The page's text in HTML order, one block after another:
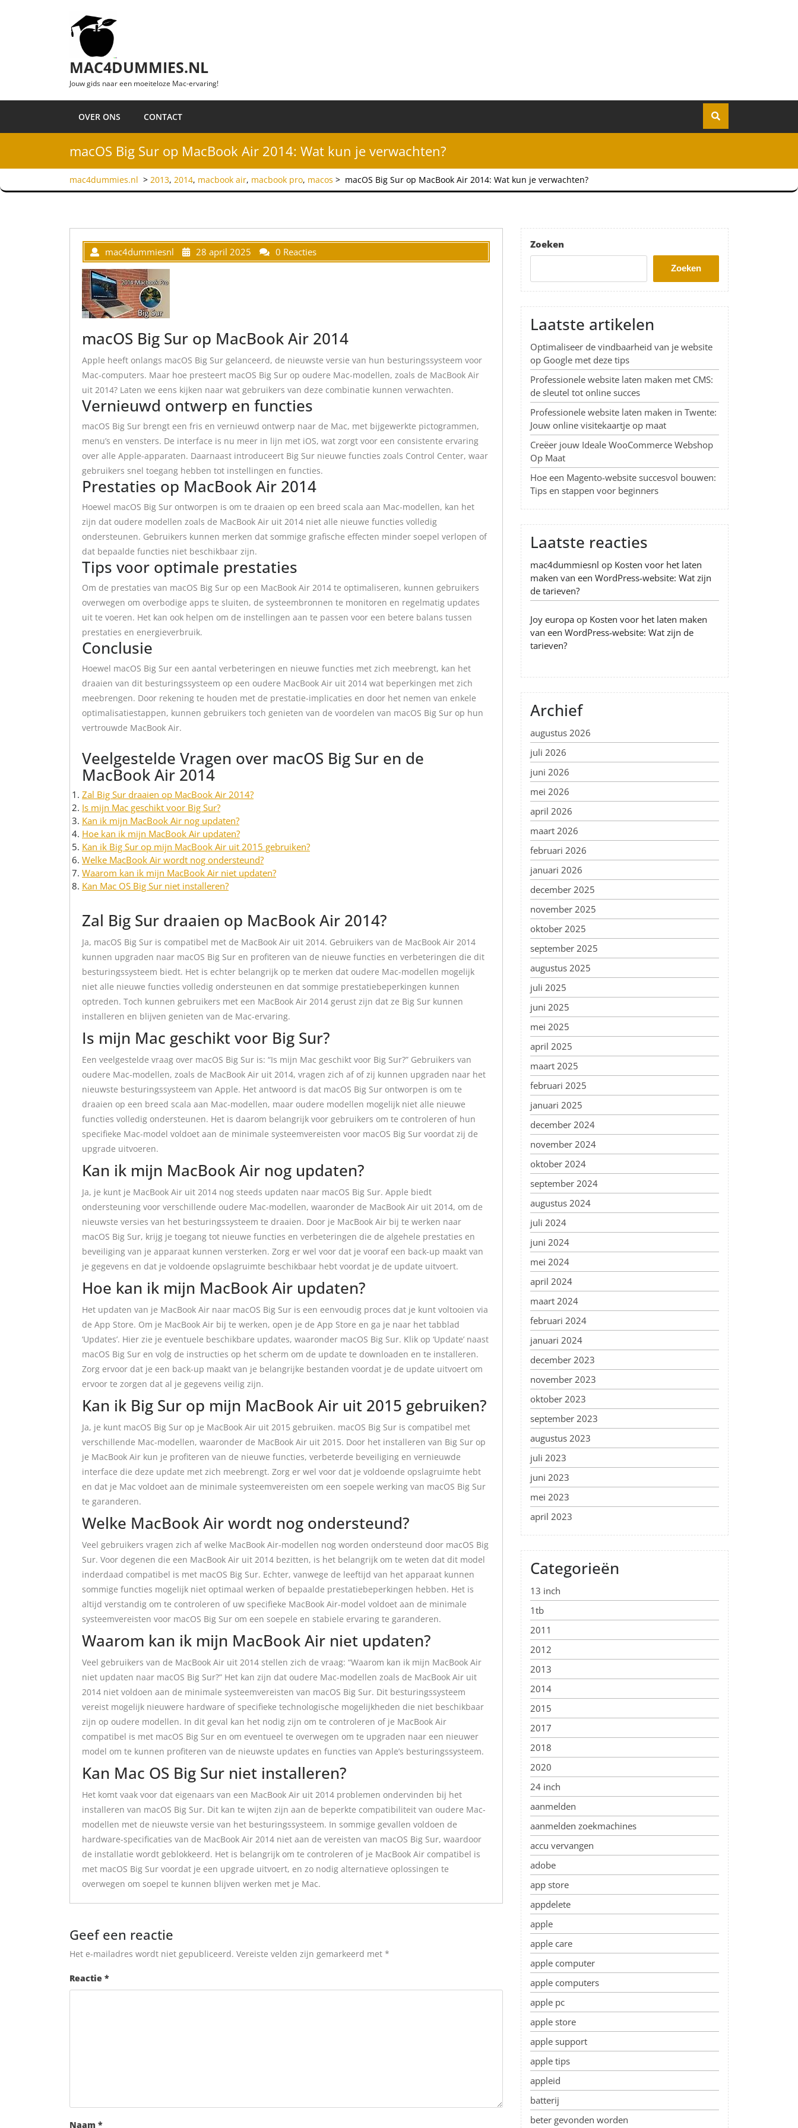
MAC4DUMMIES.NL
Jouw gids naar een moeiteloze Mac-ervaring!
OVER ONS CONTACT
macOS Big Sur op MacBook Air 2014: Wat kun je verwachten?
mac4dummies.nl > 2013, 2014, macbook air, macbook pro, macos > macOS Big Sur op MacBook Air 2014: Wat kun je verwachten?
mac4dummiesnl 28 april 2025 0 Reacties
macOS Big Sur op MacBook Air 2014
Apple heeft onlangs macOS Big Sur gelanceerd, de nieuwste versie van hun besturingssysteem voor
Mac-computers. Maar hoe presteert macOS Big Sur op oudere Mac-modellen, zoals de MacBook Air
uit 2014? Laten we eens kijken naar wat gebruikers van deze combinatie kunnen verwachten.
Vernieuwd ontwerp en functies
macOS Big Sur brengt een fris en vernieuwd ontwerp naar de Mac, met bijgewerkte pictogrammen,
menu’s en vensters. De interface is nu meer in lijn met iOS, wat zorgt voor een consistente ervaring
over alle Apple-apparaten. Daarnaast introduceert Big Sur nieuwe functies zoals Control Center, waar
gebruikers snel toegang hebben tot instellingen en functies.
Prestaties op MacBook Air 2014
Hoewel macOS Big Sur ontworpen is om te draaien op een breed scala aan Mac-modellen, kan het
zijn dat oudere modellen zoals de MacBook Air uit 2014 niet alle nieuwe functies volledig
ondersteunen. Gebruikers kunnen merken dat sommige grafische effecten minder soepel verlopen of
dat bepaalde functies niet beschikbaar zijn.
Tips voor optimale prestaties
Om de prestaties van macOS Big Sur op een MacBook Air 2014 te optimaliseren, kunnen gebruikers
overwegen om overbodige apps te sluiten, de systeembronnen te monitoren en regelmatig updates
uit te voeren. Het kan ook helpen om de instellingen aan te passen voor een betere balans tussen
prestaties en energieverbruik.
Conclusie
Hoewel macOS Big Sur een aantal verbeteringen en nieuwe functies met zich meebrengt, kan het
draaien van dit besturingssysteem op een oudere MacBook Air uit 2014 wat beperkingen met zich
meebrengen. Door rekening te houden met de prestatie-implicaties en door het nemen van enkele
optimalisatiestappen, kunnen gebruikers toch genieten van de voordelen van macOS Big Sur op hun
vertrouwde MacBook Air.
Veelgestelde Vragen over macOS Big Sur en de
MacBook Air 2014
Zal Big Sur draaien op MacBook Air 2014?
Is mijn Mac geschikt voor Big Sur?
Kan ik mijn MacBook Air nog updaten?
Hoe kan ik mijn MacBook Air updaten?
Kan ik Big Sur op mijn MacBook Air uit 2015 gebruiken?
Welke MacBook Air wordt nog ondersteund?
Waarom kan ik mijn MacBook Air niet updaten?
Kan Mac OS Big Sur niet installeren?
Zal Big Sur draaien op MacBook Air 2014?
Ja, macOS Big Sur is compatibel met de MacBook Air uit 2014. Gebruikers van de MacBook Air 2014
kunnen upgraden naar macOS Big Sur en profiteren van de nieuwe functies en verbeteringen die dit
besturingssysteem biedt. Het is echter belangrijk op te merken dat oudere Mac-modellen mogelijk
niet alle nieuwe functies volledig ondersteunen en dat sommige prestatiebeperkingen kunnen
optreden. Toch kunnen gebruikers met een MacBook Air 2014 gerust zijn dat ze Big Sur kunnen
installeren en blijven genieten van de Mac-ervaring.
Is mijn Mac geschikt voor Big Sur?
Een veelgestelde vraag over macOS Big Sur is: “Is mijn Mac geschikt voor Big Sur?” Gebruikers van
oudere Mac-modellen, zoals de MacBook Air uit 2014, vragen zich af of zij kunnen upgraden naar het
nieuwste besturingssysteem van Apple. Het antwoord is dat macOS Big Sur ontworpen is om te
draaien op een breed scala aan Mac-modellen, maar oudere modellen mogelijk niet alle nieuwe
functies volledig ondersteunen. Het is daarom belangrijk voor gebruikers om te controleren of hun
specifieke Mac-model voldoet aan de minimale systeemvereisten voor macOS Big Sur voordat zij de
upgrade uitvoeren.
Kan ik mijn MacBook Air nog updaten?
Ja, je kunt je MacBook Air uit 2014 nog steeds updaten naar macOS Big Sur. Apple biedt
ondersteuning voor verschillende oudere Mac-modellen, waaronder de MacBook Air uit 2014, om de
nieuwste versies van het besturingssysteem te draaien. Door je MacBook Air bij te werken naar
macOS Big Sur, krijg je toegang tot nieuwe functies en verbeteringen die de algehele prestaties en
beveiliging van je apparaat kunnen versterken. Zorg er wel voor dat je vooraf een back-up maakt van
je gegevens en dat je voldoende opslagruimte beschikbaar hebt voordat je de update uitvoert.
Hoe kan ik mijn MacBook Air updaten?
Het updaten van je MacBook Air naar macOS Big Sur is een eenvoudig proces dat je kunt voltooien via
de App Store. Om je MacBook Air bij te werken, open je de App Store en ga je naar het tabblad
‘Updates’. Hier zie je eventuele beschikbare updates, waaronder macOS Big Sur. Klik op ‘Update’ naast
macOS Big Sur en volg de instructies op het scherm om de update te downloaden en te installeren.
Zorg ervoor dat je een back-up maakt van je belangrijke bestanden voordat je de update uitvoert om
ervoor te zorgen dat al je gegevens veilig zijn.
Kan ik Big Sur op mijn MacBook Air uit 2015 gebruiken?
Ja, je kunt macOS Big Sur op je MacBook Air uit 2015 gebruiken. macOS Big Sur is compatibel met
verschillende Mac-modellen, waaronder de MacBook Air uit 2015. Door het installeren van Big Sur op
je MacBook Air kun je profiteren van de nieuwe functies, verbeterde beveiliging en vernieuwde
interface die deze update met zich meebrengt. Zorg er wel voor dat je voldoende opslagruimte hebt
en dat je Mac voldoet aan de minimale systeemvereisten om een soepele werking van macOS Big Sur
te garanderen.
Welke MacBook Air wordt nog ondersteund?
Veel gebruikers vragen zich af welke MacBook Air-modellen nog worden ondersteund door macOS Big
Sur. Voor degenen die een MacBook Air uit 2014 bezitten, is het belangrijk om te weten dat dit model
inderdaad compatibel is met macOS Big Sur. Echter, vanwege de leeftijd van het apparaat kunnen
sommige functies mogelijk niet optimaal werken of bepaalde prestatiebeperkingen hebben. Het is
altijd verstandig om te controleren of uw specifieke MacBook Air-model voldoet aan de minimale
systeemvereisten voor macOS Big Sur om een soepele en stabiele ervaring te garanderen.
Waarom kan ik mijn MacBook Air niet updaten?
Veel gebruikers van de MacBook Air uit 2014 stellen zich de vraag: “Waarom kan ik mijn MacBook Air
niet updaten naar macOS Big Sur?” Het kan zijn dat oudere Mac-modellen zoals de MacBook Air uit
2014 niet voldoen aan de minimale systeemvereisten van macOS Big Sur. Dit besturingssysteem
vereist mogelijk nieuwere hardware of specifieke technologische mogelijkheden die niet beschikbaar
zijn op oudere modellen. In dit geval kan het nodig zijn om te controleren of je MacBook Air
compatibel is met macOS Big Sur en om eventueel te overwegen om te upgraden naar een nieuwer
model om te kunnen profiteren van de nieuwste updates en functies van Apple’s besturingssysteem.
Kan Mac OS Big Sur niet installeren?
Het komt vaak voor dat eigenaars van een MacBook Air uit 2014 problemen ondervinden bij het
installeren van macOS Big Sur. Dit kan te wijten zijn aan de beperkte compatibiliteit van oudere Mac-
modellen met de nieuwste versie van het besturingssysteem. In sommige gevallen voldoen de
hardware-specificaties van de MacBook Air 2014 niet aan de vereisten van macOS Big Sur, waardoor
de installatie wordt geblokkeerd. Het is belangrijk om te controleren of je MacBook Air compatibel is
met macOS Big Sur voordat je een upgrade uitvoert, en zo nodig alternatieve oplossingen te
overwegen om soepel te kunnen blijven werken met je Mac.
Geef een reactie
Het e-mailadres wordt niet gepubliceerd. Vereiste velden zijn gemarkeerd met *
Reactie *
Naam *
Zoeken
Zoeken
Laatste artikelen
Optimaliseer de vindbaarheid van je website
op Google met deze tips
Professionele website laten maken met CMS:
de sleutel tot online succes
Professionele website laten maken in Twente:
Jouw online visitekaartje op maat
Creëer jouw Ideale WooCommerce Webshop
Op Maat
Hoe een Magento-website succesvol bouwen:
Tips en stappen voor beginners
Laatste reacties
mac4dummiesnl op Kosten voor het laten
maken van een WordPress-website: Wat zijn
de tarieven?
Joy europa op Kosten voor het laten maken
van een WordPress-website: Wat zijn de
tarieven?
Archief
augustus 2026
juli 2026
juni 2026
mei 2026
april 2026
maart 2026
februari 2026
januari 2026
december 2025
november 2025
oktober 2025
september 2025
augustus 2025
juli 2025
juni 2025
mei 2025
april 2025
maart 2025
februari 2025
januari 2025
december 2024
november 2024
oktober 2024
september 2024
augustus 2024
juli 2024
juni 2024
mei 2024
april 2024
maart 2024
februari 2024
januari 2024
december 2023
november 2023
oktober 2023
september 2023
augustus 2023
juli 2023
juni 2023
mei 2023
april 2023
Categorieën
13 inch
1tb
2011
2012
2013
2014
2015
2017
2018
2020
24 inch
aanmelden
aanmelden zoekmachines
accu vervangen
adobe
app store
appdelete
apple
apple care
apple computer
apple computers
apple pc
apple store
apple support
apple tips
appleid
batterij
beter gevonden worden